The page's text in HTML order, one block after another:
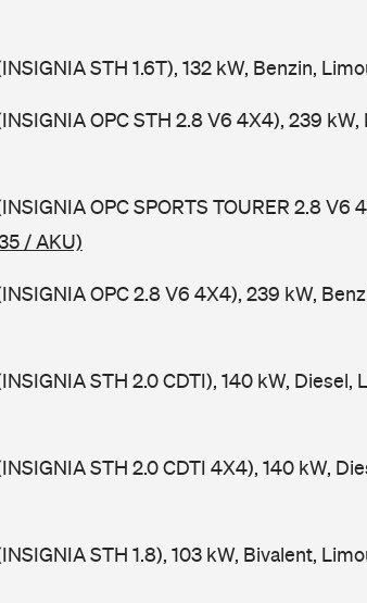
STH 1.6T), 132 kW, Benzin,
OPC STH 2.8 V6 4X4), 239
OPC SPORTS TOURER 2.8 V6
/ AKU)
OPC 2.8 V6 4X4), 239 kW,
STH 2.0 CDTI), 140 kW, Diesel,
STH 2.0 CDTI 4X4), 140 kW,
STH 1.8), 103 kW, Bivalent,